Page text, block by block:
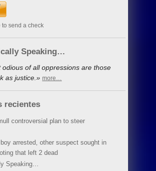
to send a check
Speaking…
odious of all oppressions are those
as justice.» more…
recientes
controversial plan to steer
arrested, other suspect sought in
that left 2 dead
Speaking…